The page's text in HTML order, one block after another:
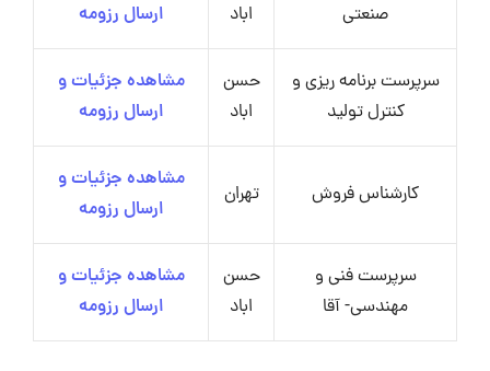
صنعتی
اباد
ارسال رزومه
سرپرست برنامه ریزی و
کنترل تولید
حسن
اباد
مشاهده جزئیات و
ارسال رزومه
کارشناس فروش تهران
مشاهده جزئیات و
ارسال رزومه
سرپرست فنی و
مهندسی- آقا
حسن
اباد
مشاهده جزئیات و
ارسال رزومه